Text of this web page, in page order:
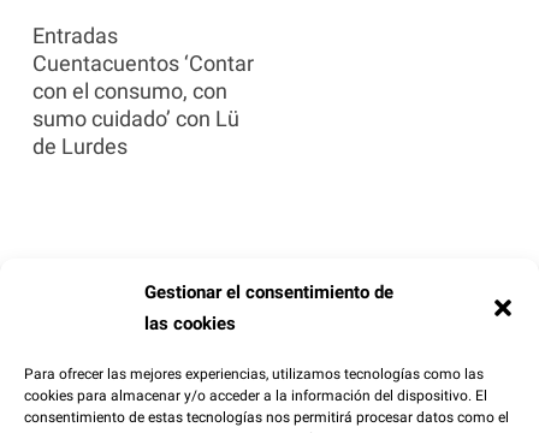
Gestionar el consentimiento de
las cookies
Para ofrecer las mejores experiencias, utilizamos tecnologías como las
cookies para almacenar y/o acceder a la información del dispositivo. El
consentimiento de estas tecnologías nos permitirá procesar datos como el
Seleccionar Opciones
Entradas
Cuentacuentos ‘Contar
con el consumo, con
sumo cuidado’ con Lü
de Lurdes